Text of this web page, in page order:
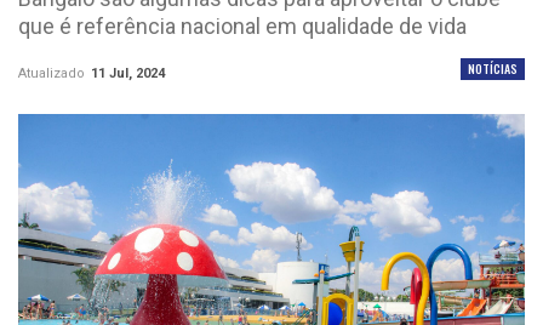
que é referência nacional em qualidade de vida
NOTÍCIAS
Atualizado 11 Jul, 2024